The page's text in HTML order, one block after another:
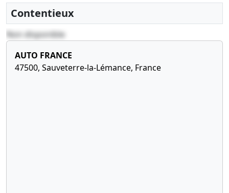
Contentieux
Non disponible
AUTO FRANCE
47500, Sauveterre-la-Lémance, France